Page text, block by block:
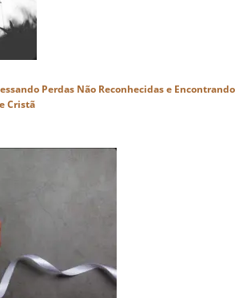
Perdas Não Reconhecidas e Encontrando
Cristã